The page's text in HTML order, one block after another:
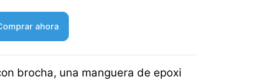
ahora
brocha, una manguera de epoxi